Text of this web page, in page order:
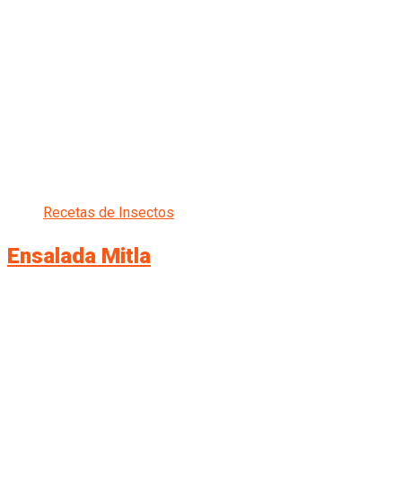
Recetas de Insectos
Ensalada Mitla